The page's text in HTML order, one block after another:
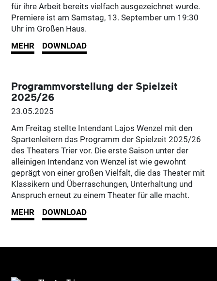
für ihre Arbeit bereits vielfach ausgezeichnet wurde.
Premiere ist am Samstag, 13. September um 19:30
Uhr im Großen Haus.
MEHR
DOWNLOAD
Programmvorstellung der Spielzeit
2025/26
23.05.2025
Am Freitag stellte Intendant Lajos Wenzel mit den
Spartenleitern das Programm der Spielzeit 2025/26
des Theaters Trier vor. Die erste Saison unter der
alleinigen Intendanz von Wenzel ist wie gewohnt
geprägt von einer großen Vielfalt, die das Theater mit
Klassikern und Überraschungen, Unterhaltung und
Anspruch erneut zu einem Theater für alle macht.
MEHR
DOWNLOAD